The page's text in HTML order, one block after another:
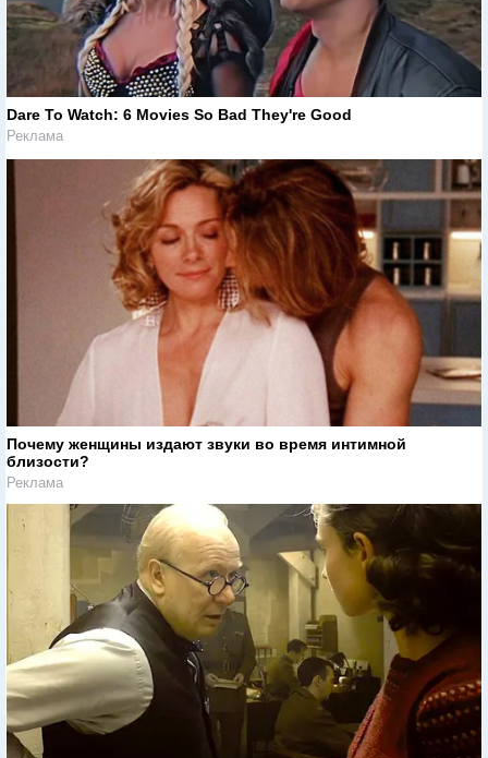
Dare To Watch: 6 Movies So Bad They're Good
Реклама
Почему женщины издают звуки во время интимной
близости?
Реклама